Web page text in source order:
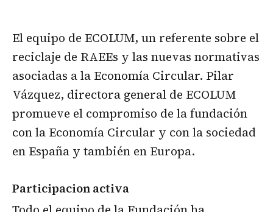
El equipo de ECOLUM, un referente sobre el
reciclaje de RAEEs y las nuevas normativas
asociadas a la Economía Circular. Pilar
Vázquez, directora general de ECOLUM
promueve el compromiso de la fundación
con la Economía Circular y con la sociedad
en España y también en Europa.
Participacion activa